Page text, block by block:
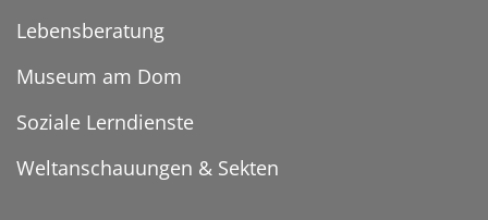
Lebensberatung
Museum am Dom
Soziale Lerndienste
Weltanschauungen & Sekten